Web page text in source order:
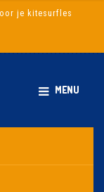
je kitesurfles
MENU